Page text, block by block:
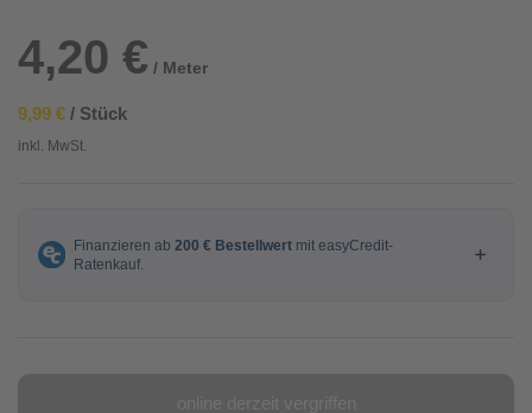
4,20 € / Meter
9,99 € / Stück
inkl. MwSt.